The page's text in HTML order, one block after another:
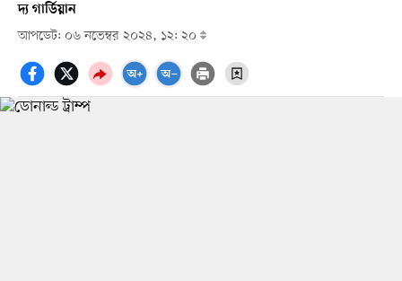
দ্য গার্ডিয়ান
আপডেট: ০৬ নভেম্বর ২০২৪, ১২: ২০